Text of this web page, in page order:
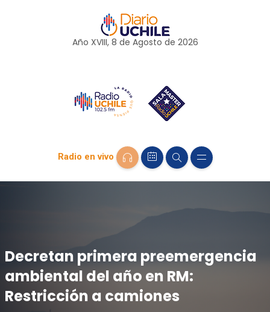
Año XVIII, 8 de Agosto de 2026
Radio en vivo
Decretan primera preemergencia
ambiental del año en RM:
Restricción a camiones